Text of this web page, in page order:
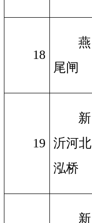
18
燕
尾闸
19
新
沂河北
泓桥
新